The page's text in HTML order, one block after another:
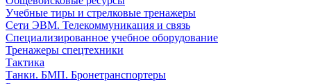
Учебные тиры и стрелковые тренажеры
Сети ЭВМ. Телекоммуникация и связь
Специализированное учебное оборудование
Тренажеры спецтехники
Тактика
Танки. БМП. Бронетранспортеры